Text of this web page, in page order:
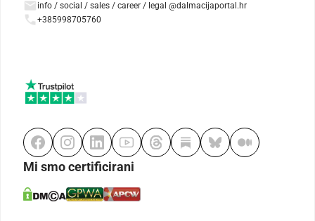
info / social / sales / career / legal @dalmacijaportal.hr
+385998705760
Mi smo certificirani